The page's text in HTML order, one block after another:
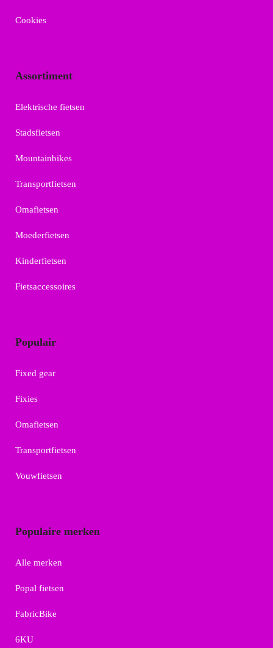
Cookies
Assortiment
Elektrische fietsen
Stadsfietsen
Mountainbikes
Transportfietsen
Omafietsen
Moederfietsen
Kinderfietsen
Fietsaccessoires
Populair
Fixed gear
Fixies
Omafietsen
Transportfietsen
Vouwfietsen
Populaire merken
Alle merken
Popal fietsen
FabricBike
6KU